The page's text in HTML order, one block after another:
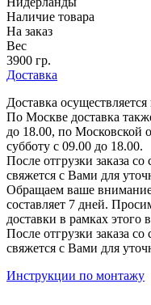
Наличие товара
На заказ
Вес
3900 гр.
Доставка
Доставка
По Москве доставка
до 18.00, по Московской
субботу с 09.00 до 18.00.
После отгрузки заказа
свяжется с Вами для
Обращаем ваше
составляет 7 дней.
доставки в рамках этого
После отгрузки заказа
свяжется с Вами для
Инструкции по монтажу